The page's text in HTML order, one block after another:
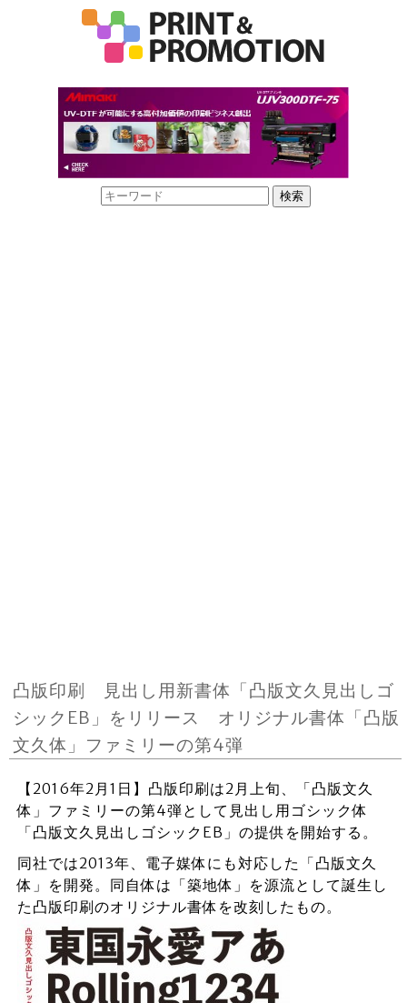
凸版印刷 見出し用新書体「凸版文久見出しゴ
シックEB」をリリース オリジナル書体「凸版
文久体」ファミリーの第4弾
【2016年2月1日】凸版印刷は2月上旬、「凸版文久
体」ファミリーの第4弾として見出し用ゴシック体
「凸版文久見出しゴシックEB」の提供を開始する。
同社では2013年、電子媒体にも対応した「凸版文久
体」を開発。同自体は「築地体」を源流として誕生し
た凸版印刷のオリジナル書体を改刻したもの。